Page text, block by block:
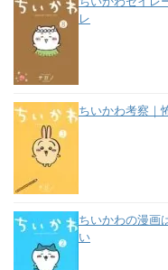
レ
ちいかわ考察｜
ちいかわの漫画
い